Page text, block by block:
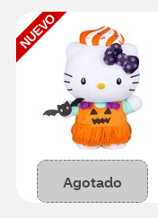
NUEVO
Agotado